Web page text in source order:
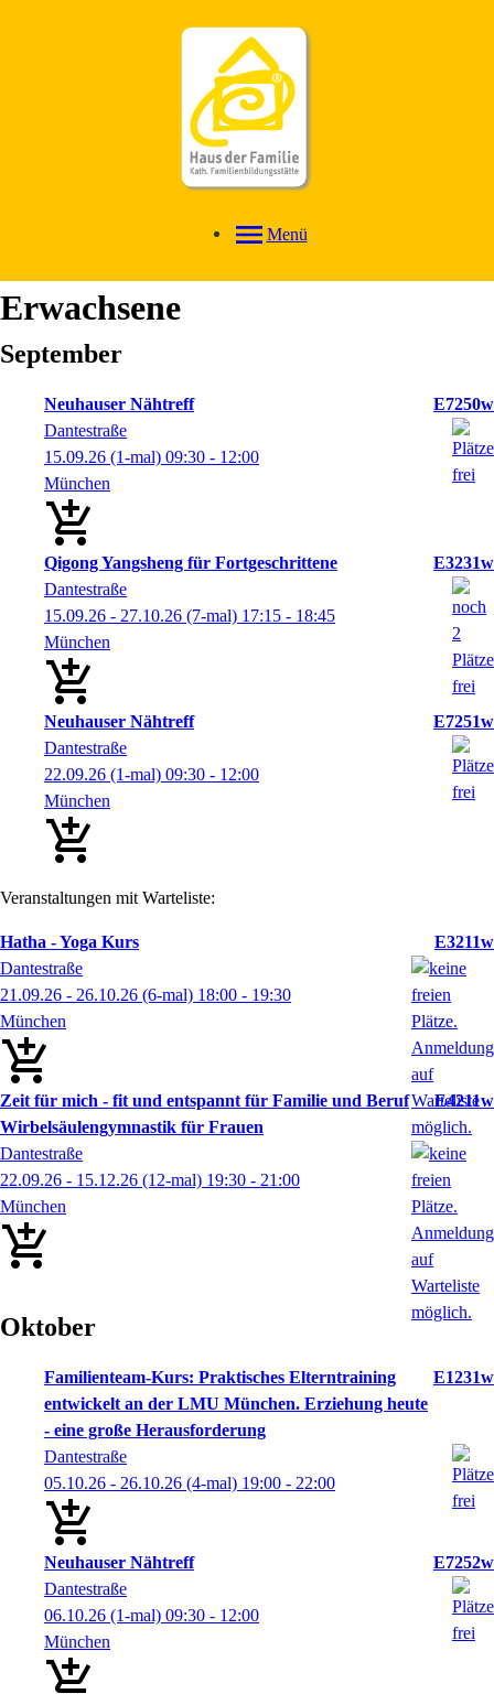
Menü
Erwachsene
September
Neuhauser Nähtreff
E7250w
Dantestraße
15.09.26 (1-mal) 09:30 - 12:00
München
Qigong Yangsheng für Fortgeschrittene
E3231w
Dantestraße
15.09.26 - 27.10.26 (7-mal) 17:15 - 18:45
München
Neuhauser Nähtreff
E7251w
Dantestraße
22.09.26 (1-mal) 09:30 - 12:00
München
Veranstaltungen mit Warteliste:
Hatha - Yoga Kurs
E3211w
Dantestraße
21.09.26 - 26.10.26 (6-mal) 18:00 - 19:30
München
Zeit für mich - fit und entspannt für Familie und Beruf
Wirbelsäulengymnastik für Frauen
E4211w
Dantestraße
22.09.26 - 15.12.26 (12-mal) 19:30 - 21:00
München
Oktober
Familienteam-Kurs: Praktisches Elterntraining
entwickelt an der LMU München. Erziehung heute
- eine große Herausforderung
E1231w
Dantestraße
05.10.26 - 26.10.26 (4-mal) 19:00 - 22:00
Neuhauser Nähtreff
E7252w
Dantestraße
06.10.26 (1-mal) 09:30 - 12:00
München